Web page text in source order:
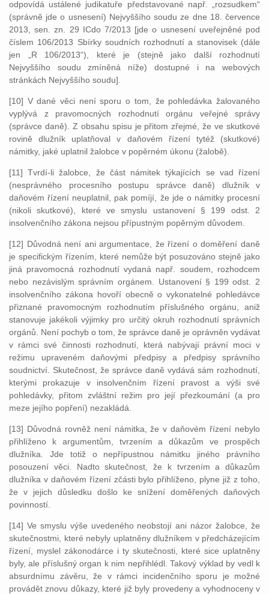
odpovídá ustálené judikatuře představované např. „rozsudkem“
(správně jde o usnesení) Nejvyššího soudu ze dne 18. července
2013, sen. zn. 29 ICdo 7/2013 [jde o usnesení uveřejněné pod
číslem 106/2013 Sbírky soudních rozhodnutí a stanovisek (dále
jen „R 106/2013“), které je (stejně jako další rozhodnutí
Nejvyššího soudu zmíněná níže) dostupné i na webových
stránkách Nejvyššího soudu].
[10] V dané věci není sporu o tom, že pohledávka žalovaného
vyplývá z pravomocných rozhodnutí orgánu veřejné správy
(správce daně). Z obsahu spisu je přitom zřejmé, že ve skutkové
rovině dlužník uplatňoval v daňovém řízení tytéž (skutkové)
námitky, jaké uplatnil žalobce v popěrném úkonu (žalobě).
[11] Tvrdí-li žalobce, že část námitek týkajících se vad řízení
(nesprávného procesního postupu správce daně) dlužník v
daňovém řízení neuplatnil, pak pomíjí, že jde o námitky procesní
(nikoli skutkové), které ve smyslu ustanovení § 199 odst. 2
insolvenčního zákona nejsou přípustným popěrným důvodem.
[12] Důvodná není ani argumentace, že řízení o doměření daně
je specifickým řízením, které nemůže být posuzováno stejně jako
jiná pravomocná rozhodnutí vydaná např. soudem, rozhodcem
nebo nezávislým správním orgánem. Ustanovení § 199 odst. 2
insolvenčního zákona hovoří obecně o vykonatelné pohledávce
přiznané pravomocným rozhodnutím příslušného orgánu, aniž
stanovuje jakékoli výjimky pro určitý okruh rozhodnutí správních
orgánů. Není pochyb o tom, že správce daně je oprávněn vydávat
v rámci své činnosti rozhodnutí, která nabývají právní moci v
režimu upraveném daňovými předpisy a předpisy správního
soudnictví. Skutečnost, že správce daně vydává sám rozhodnutí,
kterými prokazuje v insolvenčním řízení pravost a výši své
pohledávky, přitom zvláštní režim pro její přezkoumání (a pro
meze jejího popření) nezakládá.
[13] Důvodná rovněž není námitka, že v daňovém řízení nebylo
přihlíženo k argumentům, tvrzením a důkazům ve prospěch
dlužníka. Jde totiž o nepřípustnou námitku jiného právního
posouzení věci. Nadto skutečnost, že k tvrzením a důkazům
dlužníka v daňovém řízení zčásti bylo přihlíženo, plyne již z toho,
že v jejich důsledku došlo ke snížení doměřených daňových
povinností.
[14] Ve smyslu výše uvedeného neobstojí ani názor žalobce, že
skutečnostmi, které nebyly uplatněny dlužníkem v předcházejícím
řízení, myslel zákonodárce i ty skutečnosti, které sice uplatněny
byly, ale příslušný organ k nim nepřihlédl. Takový výklad by vedl k
absurdnímu závěru, že v rámci incidenčního sporu je možné
provádět znovu důkazy, které již byly provedeny a vyhodnoceny v